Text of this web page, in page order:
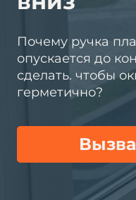
Почему ручка
опускается до
сделать. чтобы
герметично?